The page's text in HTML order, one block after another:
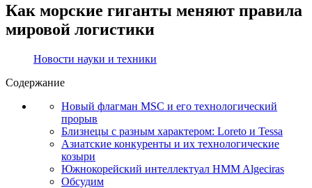
Как морские гиганты меняют правила
мировой логистики
Новости науки и техники
Содержание
Новый флагман MSC и его технологический
прорыв
Близнецы с разным характером: Loreto и Tessa
Азиатские конкуренты и их технологические
козыри
Южнокорейский интеллектуал HMM Algeciras
Обсудим